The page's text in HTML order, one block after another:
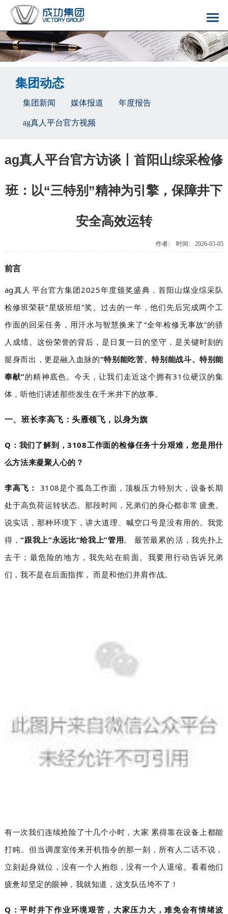
集团动态
集团新闻 媒体报道 年度报告
ag真人平台官方视频
ag真人平台官方访谈丨首阳山综采检修
班：以“三特别”精神为引擎，保障井下
安全高效运转
作者: 时间: 2026-03-05
前言
ag真人平台官方集团2025年度颁奖盛典，首阳山煤业综采队
检修班荣获“星级班组”奖。过去的一年，他们先后完成两个工
作面的回采任务，用汗水与智慧换来了“全年检修无事故”的骄
人成绩。这份荣誉的背后，是日复一日的坚守，是关键时刻的
挺身而出，更是融入血脉的“特别能吃苦、特别能战斗、特别能
奉献”的精神底色。今天，让我们走近这个拥有31位硬汉的集
体，听他们讲述那些发生在千米井下的故事。
一、班长李高飞：头雁领飞，以身为旗
Q：我们了解到，3108工作面的检修任务十分艰难，您是用什
么方法来凝聚人心的？
李高飞：
3108是个孤岛工作面，顶板压力特别大，设备长期
处于高负荷运转状态。那段时间，兄弟们的身心都非常疲惫。
说实话，那种环境下，讲大道理、喊空口号是没有用的。我觉
得，“跟我上”永远比“给我上”管用。 最苦最累的活，我先扑上
去干；最危险的地方，我先站在前面。我要用行动告诉兄弟
们，我不是在后面指挥，而是和他们并肩作战。
有一次我们连续抢险了十几个小时，大家累得靠在设备上都能
打盹。但当调度室传来开机指令的那一刻，所有人二话不说，
立刻起身就位，没有一个人抱怨，没有一个人退缩。看着他们
疲惫却坚定的眼神，我就知道，这支队伍垮不了！
Q：平时井下作业环境艰苦，大家压力大，难免会有情绪波